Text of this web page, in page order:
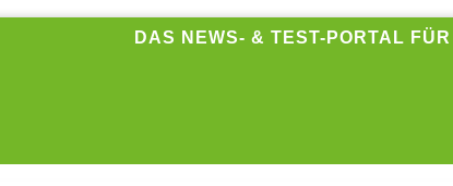
DAS NEWS- & TEST-PORTAL